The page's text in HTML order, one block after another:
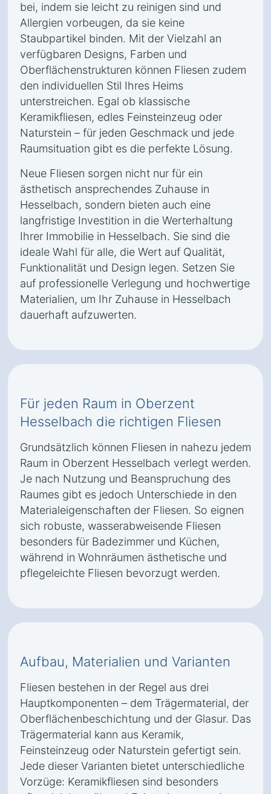
bei, indem sie leicht zu reinigen sind und
Allergien vorbeugen, da sie keine
Staubpartikel binden. Mit der Vielzahl an
verfügbaren Designs, Farben und
Oberflächenstrukturen können Fliesen zudem
den individuellen Stil Ihres Heims
unterstreichen. Egal ob klassische
Keramikfliesen, edles Feinsteinzeug oder
Naturstein – für jeden Geschmack und jede
Raumsituation gibt es die perfekte Lösung.
Neue Fliesen sorgen nicht nur für ein
ästhetisch ansprechendes Zuhause in
Hesselbach, sondern bieten auch eine
langfristige Investition in die Werterhaltung
Ihrer Immobilie in Hesselbach. Sie sind die
ideale Wahl für alle, die Wert auf Qualität,
Funktionalität und Design legen. Setzen Sie
auf professionelle Verlegung und hochwertige
Materialien, um Ihr Zuhause in Hesselbach
dauerhaft aufzuwerten.
Für jeden Raum in Oberzent
Hesselbach die richtigen Fliesen
Grundsätzlich können Fliesen in nahezu jedem
Raum in Oberzent Hesselbach verlegt werden.
Je nach Nutzung und Beanspruchung des
Raumes gibt es jedoch Unterschiede in den
Materialeigenschaften der Fliesen. So eignen
sich robuste, wasserabweisende Fliesen
besonders für Badezimmer und Küchen,
während in Wohnräumen ästhetische und
pflegeleichte Fliesen bevorzugt werden.
Aufbau, Materialien und Varianten
Fliesen bestehen in der Regel aus drei
Hauptkomponenten – dem Trägermaterial, der
Oberflächenbeschichtung und der Glasur. Das
Trägermaterial kann aus Keramik,
Feinsteinzeug oder Naturstein gefertigt sein.
Jede dieser Varianten bietet unterschiedliche
Vorzüge: Keramikfliesen sind besonders